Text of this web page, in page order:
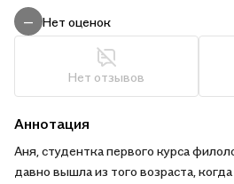
— Нет оценок
Нет отзывов
Аннотация
Аня, студентка первого курса
давно вышла из того возраста,